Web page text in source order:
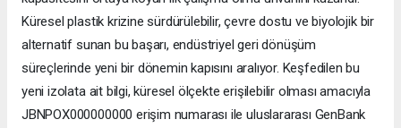
Küresel plastik krizine sürdürülebilir, çevre dostu ve biyolojik bir
alternatif sunan bu başarı, endüstriyel geri dönüşüm
süreçlerinde yeni bir dönemin kapısını aralıyor. Keşfedilen bu
yeni izolata ait bilgi, küresel ölçekte erişilebilir olması amacıyla
JBNPOX000000000 erişim numarası ile uluslararası GenBank